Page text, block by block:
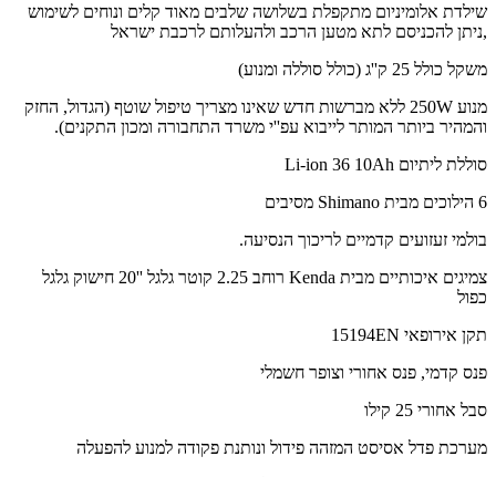
שילדת אלומיניום מתקפלת בשלושה שלבים מאוד קלים ונוחים לשימוש
,ניתן להכניסם לתא מטען הרכב ולהעלותם לרכבת ישראל
משקל כולל 25 ק''ג (כולל סוללה ומנוע)
מנוע 250W ללא מברשות חדש שאינו מצריך טיפול שוטף (הגדול, החזק
והמהיר ביותר המותר לייבוא עפ''י משרד התחבורה ומכון התקנים).
סוללת ליתיום Li-ion 36 10Ah
6 הילוכים מבית Shimano מסיבים
בולמי זעזועים קדמיים לריכוך הנסיעה.
צמיגים איכותיים מבית Kenda רוחב 2.25 קוטר גלגל ''20 חישוק גלגל
כפול
תקן אירופאי 15194EN
פנס קדמי, פנס אחורי וצופר חשמלי
סבל אחורי 25 קילו
מערכת פדל אסיסט המזהה פידול ונותנת פקודה למנוע להפעלה